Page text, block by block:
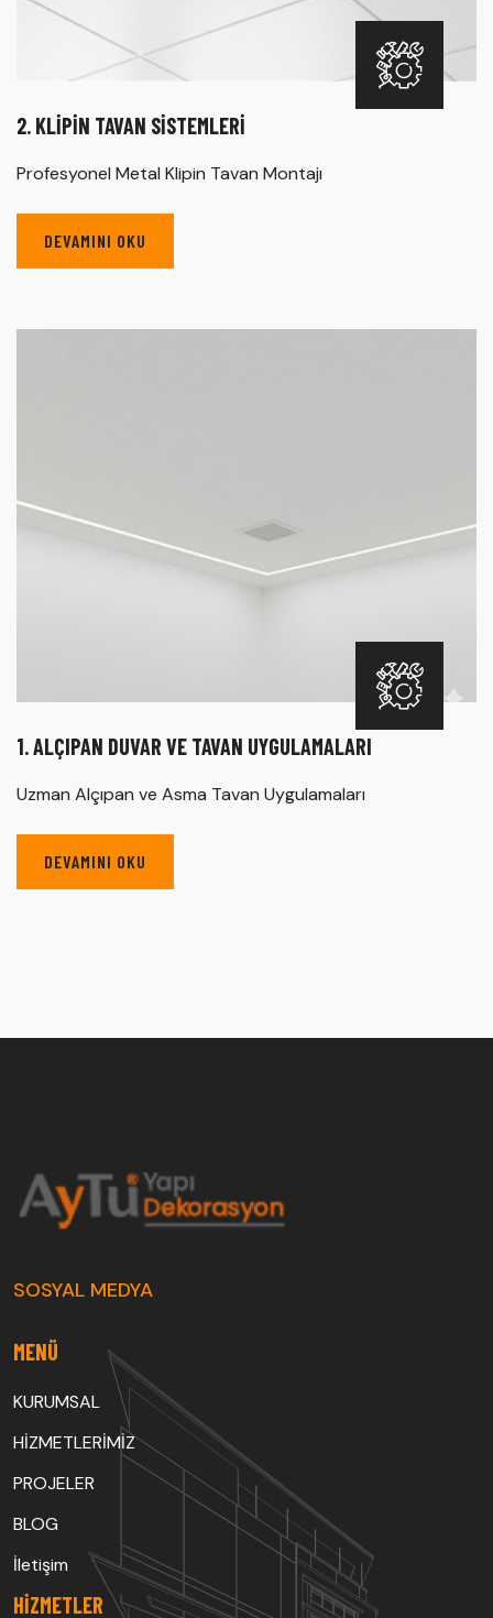
2. KLIPIN TAVAN SISTEMLERI
Profesyonel Metal Klipin Tavan Montajı
DEVAMINI OKU
1. ALÇIPAN DUVAR VE TAVAN UYGULAMALARI
Uzman Alçıpan ve Asma Tavan Uygulamaları
DEVAMINI OKU
SOSYAL MEDYA
MENÜ
KURUMSAL
HİZMETLERİMİZ
PROJELER
BLOG
İletişim
HIZMETLER